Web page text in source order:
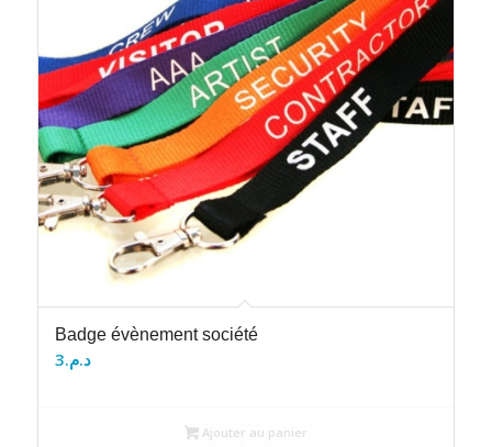
Badge évènement société
د.م.3
Ajouter au panier